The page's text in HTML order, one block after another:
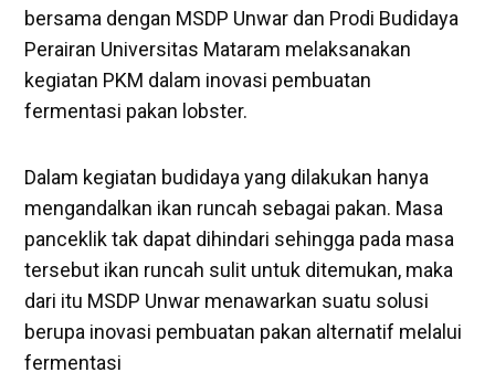
bersama dengan MSDP Unwar dan Prodi Budidaya
Perairan Universitas Mataram melaksanakan
kegiatan PKM dalam inovasi pembuatan
fermentasi pakan lobster.
Dalam kegiatan budidaya yang dilakukan hanya
mengandalkan ikan runcah sebagai pakan. Masa
panceklik tak dapat dihindari sehingga pada masa
tersebut ikan runcah sulit untuk ditemukan, maka
dari itu MSDP Unwar menawarkan suatu solusi
berupa inovasi pembuatan pakan alternatif melalui
fermentasi